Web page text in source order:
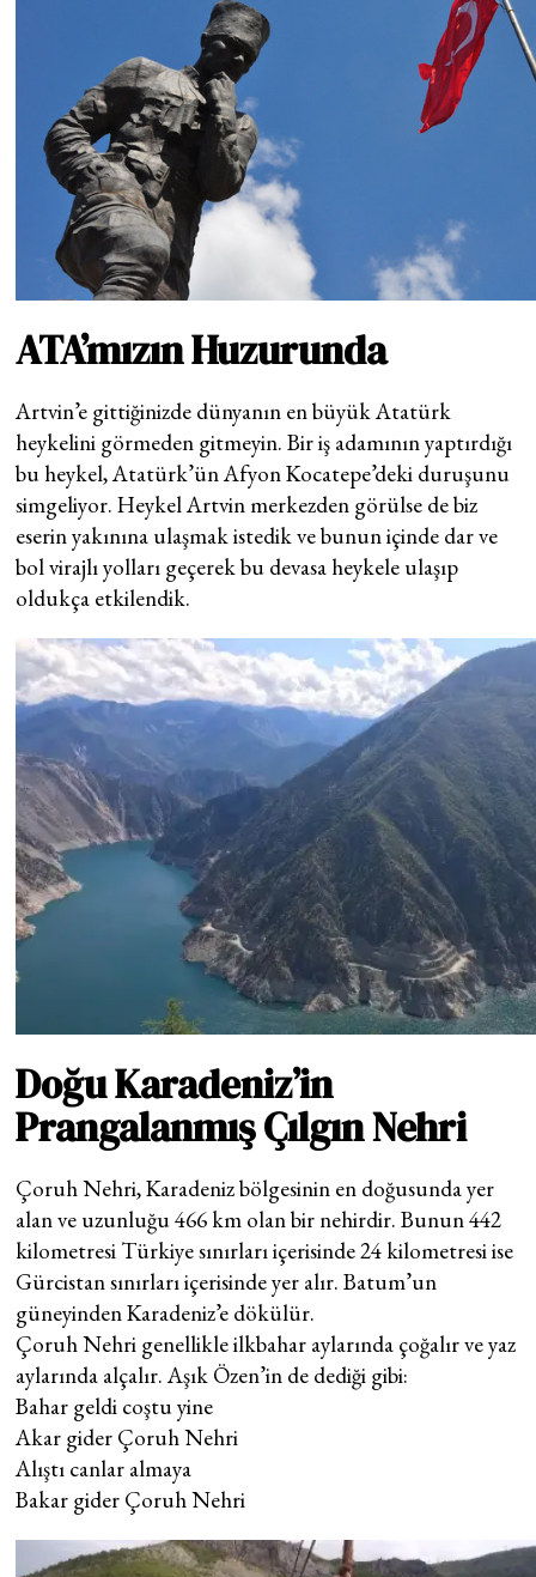
ATA’mızın Huzurunda
Artvin’e gittiğinizde dünyanın en büyük Atatürk
heykelini görmeden gitmeyin. Bir iş adamının yaptırdığı
bu heykel, Atatürk’ün Afyon Kocatepe’deki duruşunu
simgeliyor. Heykel Artvin merkezden görülse de biz
eserin yakınına ulaşmak istedik ve bunun içinde dar ve
bol virajlı yolları geçerek bu devasa heykele ulaşıp
oldukça etkilendik.
Doğu Karadeniz’in
Prangalanmış Çılgın Nehri
Çoruh Nehri, Karadeniz bölgesinin en doğusunda yer
alan ve uzunluğu 466 km olan bir nehirdir. Bunun 442
kilometresi Türkiye sınırları içerisinde 24 kilometresi ise
Gürcistan sınırları içerisinde yer alır. Batum’un
güneyinden Karadeniz’e dökülür.
Çoruh Nehri genellikle ilkbahar aylarında çoğalır ve yaz
aylarında alçalır. Aşık Özen’in de dediği gibi:
Bahar geldi coştu yine
Akar gider Çoruh Nehri
Alıştı canlar almaya
Bakar gider Çoruh Nehri